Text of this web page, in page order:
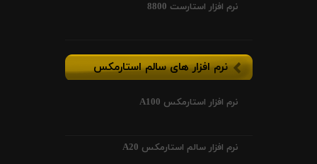
نرم افزار استارست 8800
نرم افزار های سالم استارمکس
نرم افزار استارمکس A100
نرم افزار سالم استارمکس A20